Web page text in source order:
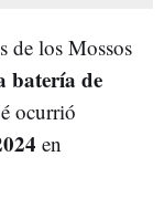
de los Mossos
batería de
ocurrió
en